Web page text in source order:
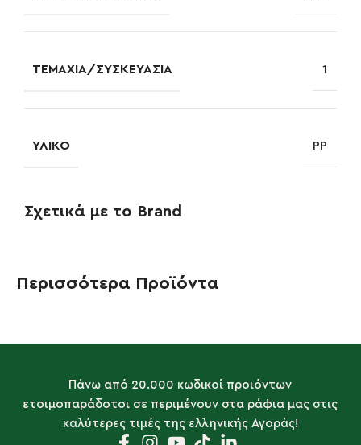
ΤΕΜΆΧΙΑ/ΣΥΣΚΕΥΑΣΊΑ 1
ΥΛΙΚΌ PP
Σχετικά με το Brand
Περισσότερα Προϊόντα
Πάνω από 20.000 κωδικοί προιόντων
ετοιμοπαράδοτοι σε περιμένουν στα ράφια μας στις
καλύτερες τιμές της ελληνικής Αγοράς!